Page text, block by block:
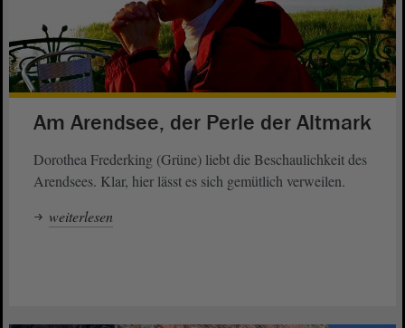
Am Arendsee, der Perle der Altmark
Dorothea Frederking (Grüne) liebt die Beschaulichkeit des
Arendsees. Klar, hier lässt es sich gemütlich verweilen.
weiterlesen